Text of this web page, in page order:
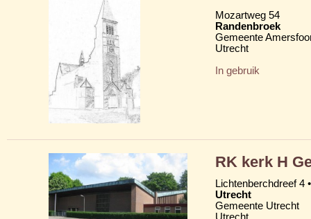
Mozartweg 54
Randenbroek
Gemeente
Utrecht
In gebruik
RK kerk H
Lichtenberchdreef 4
Utrecht
Gemeente Utrecht
Utrecht